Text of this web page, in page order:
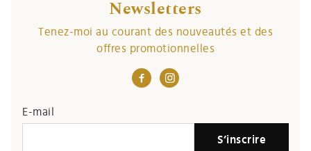
Newsletters
Tenez-moi au courant des nouveautés et des
offres promotionnelles
E-mail
S’inscrire